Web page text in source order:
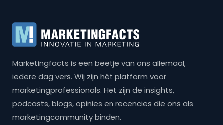
Marketingfacts is een beetje van ons allemaal,
iedere dag vers. Wij zijn hét platform voor
marketingprofessionals. Het zijn de insights,
podcasts, blogs, opinies en recencies die ons als
marketingcommunity binden.